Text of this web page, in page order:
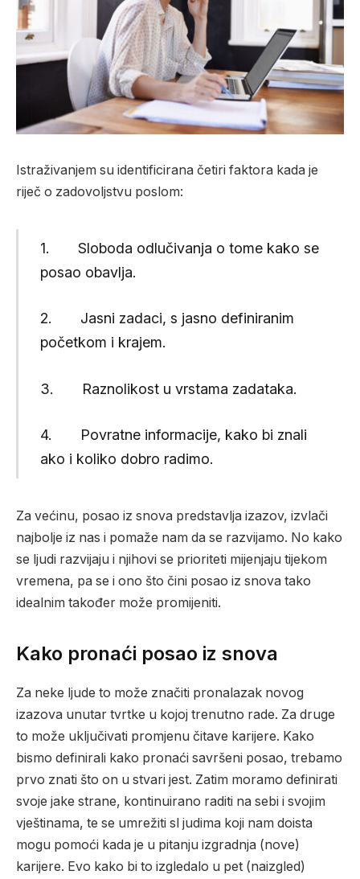
Istraživanjem su identificirana četiri faktora kada je
riječ o zadovoljstvu poslom:
1. Sloboda odlučivanja o tome kako se
posao obavlja.
2. Jasni zadaci, s jasno definiranim
početkom i krajem.
3. Raznolikost u vrstama zadataka.
4. Povratne informacije, kako bi znali
ako i koliko dobro radimo.
Za većinu, posao iz snova predstavlja izazov, izvlači
najbolje iz nas i pomaže nam da se razvijamo. No kako
se ljudi razvijaju i njihovi se prioriteti mijenjaju tijekom
vremena, pa se i ono što čini posao iz snova tako
idealnim također može promijeniti.
Kako pronaći posao iz snova
Za neke ljude to može značiti pronalazak novog
izazova unutar tvrtke u kojoj trenutno rade. Za druge
to može uključivati promjenu čitave karijere. Kako
bismo definirali kako pronaći savršeni posao, trebamo
prvo znati što on u stvari jest. Zatim moramo definirati
svoje jake strane, kontinuirano raditi na sebi i svojim
vještinama, te se umrežiti sl judima koji nam doista
mogu pomoći kada je u pitanju izgradnja (nove)
karijere. Evo kako bi to izgledalo u pet (naizgled)